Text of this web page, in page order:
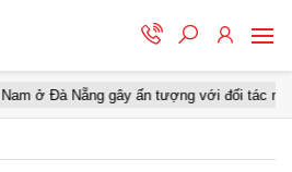
gây ấn tượng với đối tác miền Trung